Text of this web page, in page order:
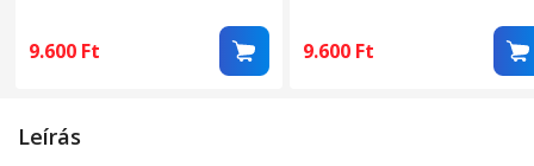
9.600 Ft 9.600 Ft
Leírás